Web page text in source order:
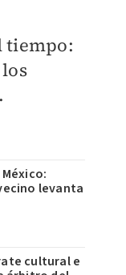
tiempo:
levanta
cultural e